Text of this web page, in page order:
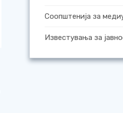
Соопштенија за
Известувања за